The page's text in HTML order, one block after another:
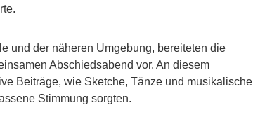
und der näheren Umgebung, bereiteten die
Abschiedsabend vor. An diesem
Beiträge, wie Sketche, Tänze und musikalische
Stimmung sorgten.